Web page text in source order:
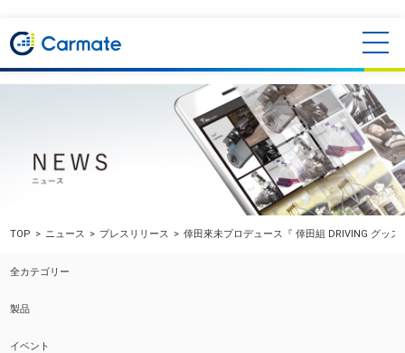
TOP ニュース プレスリリース 倖田來未プロデュース『 倖田組 DRIVING グッズ
全カテゴリー
製品
イベント